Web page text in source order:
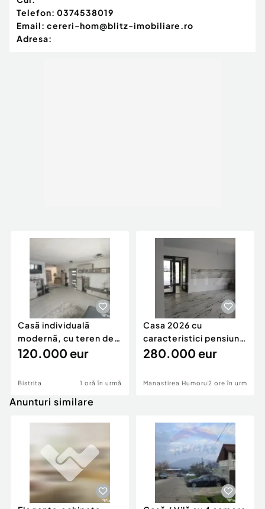
Telefon: 0374538019
Email: cereri-hom@blitz-imobiliare.ro
Adresa:
Casă individuală
modernă, cu teren de
1.356 mp – la doa
120.000 eur
Bistrita 1 oră în urmă
Casa 2026 cu
caracteristici pensiune
280k
280.000 eur
Manastirea Humorului2 ore în urmă
Anunturi similare